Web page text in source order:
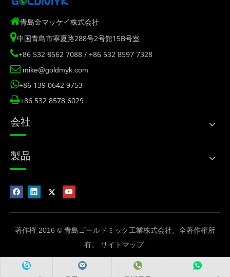
青島金マッケイ株式会社
中国青島市寧夏路288号2号館15B号室
+86 532 8562 7088 / +86 532 8597 7328
 mike@goldmyk.com
+86 139 0642 9753
+86 532 8578 6029
会社
製品
著作権 2016 © 青島ゴールドミック工業株式会社。全著作権所
有。 サイトマップ.